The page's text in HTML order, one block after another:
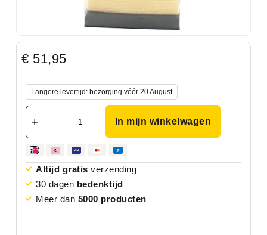
€ 51,95
Langere levertijd: bezorging vóór 20 August
In mijn winkelwagen
Altijd gratis verzending
30 dagen bedenktijd
Meer dan 5000 producten